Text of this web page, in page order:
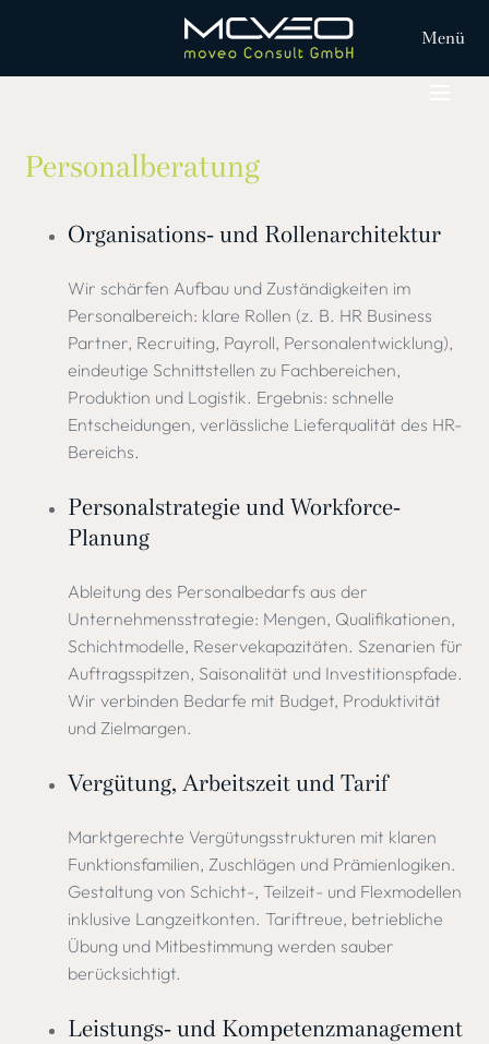
Menü
Personalberatung
Organisations- und Rollenarchitektur
Wir schärfen Aufbau und Zuständigkeiten im
Personalbereich: klare Rollen (z. B. HR Business
Partner, Recruiting, Payroll, Personalentwicklung),
eindeutige Schnittstellen zu Fachbereichen,
Produktion und Logistik. Ergebnis: schnelle
Entscheidungen, verlässliche Lieferqualität des HR-
Bereichs.
Personalstrategie und Workforce-
Planung
Ableitung des Personalbedarfs aus der
Unternehmensstrategie: Mengen, Qualifikationen,
Schichtmodelle, Reservekapazitäten. Szenarien für
Auftragsspitzen, Saisonalität und Investitionspfade.
Wir verbinden Bedarfe mit Budget, Produktivität
und Zielmargen.
Vergütung, Arbeitszeit und Tarif
Marktgerechte Vergütungsstrukturen mit klaren
Funktionsfamilien, Zuschlägen und Prämienlogiken.
Gestaltung von Schicht-, Teilzeit- und Flexmodellen
inklusive Langzeitkonten. Tariftreue, betriebliche
Übung und Mitbestimmung werden sauber
berücksichtigt.
Leistungs- und Kompetenzmanagement